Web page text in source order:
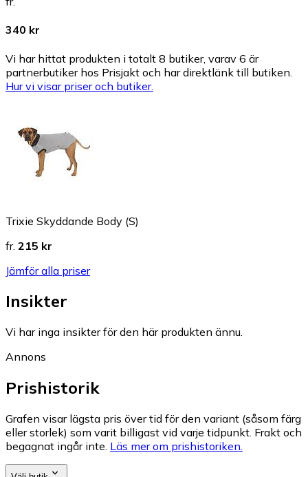
340 kr
Vi har hittat produkten i totalt 8 butiker, varav 6 är
partnerbutiker hos Prisjakt och har direktlänk till butiken.
Hur vi visar priser och butiker.
Trixie Skyddande Body (S)
fr. 215 kr
Jämför alla priser
Insikter
Vi har inga insikter för den här produkten ännu.
Annons
Prishistorik
Grafen visar lägsta pris över tid för den variant (såsom färg
eller storlek) som varit billigast vid varje tidpunkt. Frakt och
begagnat ingår inte. Läs mer om prishistoriken.